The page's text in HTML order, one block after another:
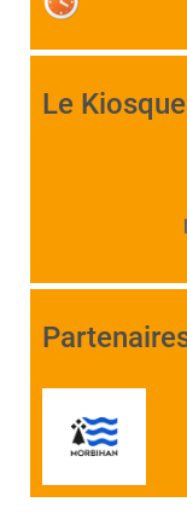
Le Kiosque